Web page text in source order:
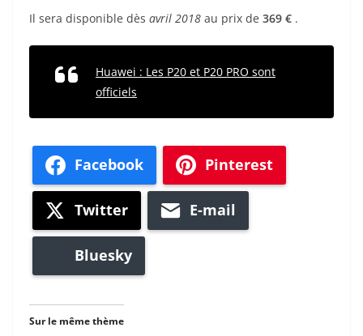
Il sera disponible dès avril 2018 au prix de 369 € .
Huawei : Les P20 et P20 PRO sont
officiels
Facebook Pinterest
Twitter E-mail
Bluesky
Sur le même thème